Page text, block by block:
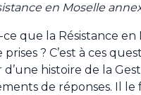
en Moselle
ce que la Résistance
? C’est à ces
histoire de la
de réponses. Il le